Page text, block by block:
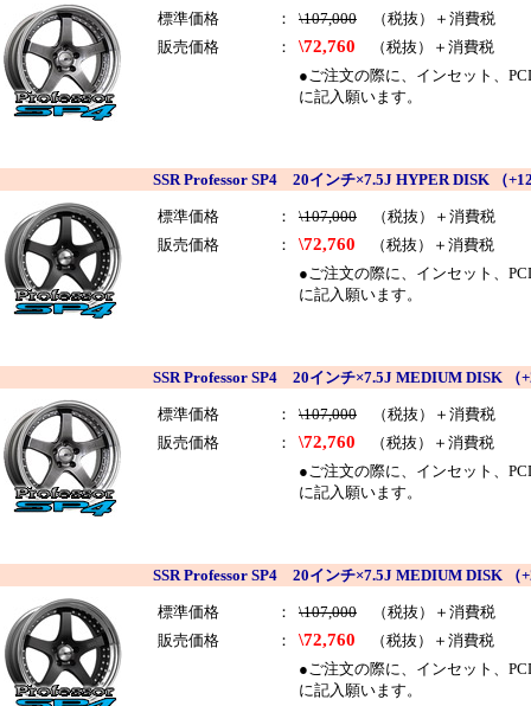
標準価格 ： \107,000 （税抜）＋消費税
販売価格
： \72,760 （税抜）＋消費税
●ご注文の際に、インセット、
に記入願います。
SSR Professor SP4 20インチ×7.5J HYPER DISK （
標準価格 ： \107,000 （税抜）＋消費税
販売価格
： \72,760 （税抜）＋消費税
●ご注文の際に、インセット、
に記入願います。
SSR Professor SP4 20インチ×7.5J MEDIUM DISK （
標準価格 ： \107,000 （税抜）＋消費税
販売価格
： \72,760 （税抜）＋消費税
●ご注文の際に、インセット、
に記入願います。
SSR Professor SP4 20インチ×7.5J MEDIUM DISK （
標準価格 ： \107,000 （税抜）＋消費税
販売価格
： \72,760 （税抜）＋消費税
●ご注文の際に、インセット、
に記入願います。